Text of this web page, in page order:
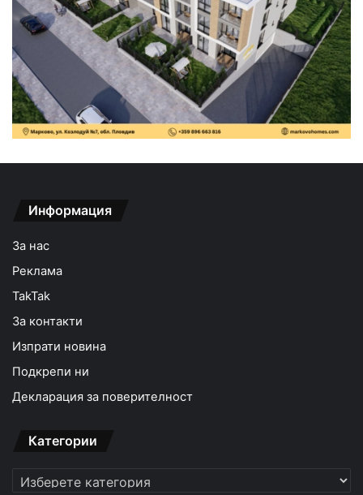
Информация
За нас
Реклама
TakTak
За контакти
Изпрати новина
Подкрепи ни
Декларация за поверителност
Категории
Категории